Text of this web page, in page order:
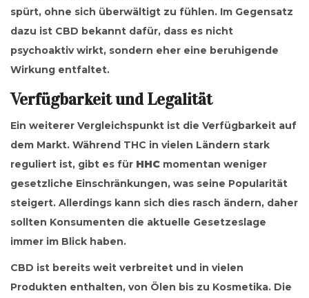
spürt, ohne sich überwältigt zu fühlen. Im Gegensatz
dazu ist CBD bekannt dafür, dass es nicht
psychoaktiv wirkt, sondern eher eine beruhigende
Wirkung entfaltet.
Verfügbarkeit und Legalität
Ein weiterer Vergleichspunkt ist die Verfügbarkeit auf
dem Markt. Während THC in vielen Ländern stark
reguliert ist, gibt es für HHC momentan weniger
gesetzliche Einschränkungen, was seine Popularität
steigert. Allerdings kann sich dies rasch ändern, daher
sollten Konsumenten die aktuelle Gesetzeslage
immer im Blick haben.
CBD ist bereits weit verbreitet und in vielen
Produkten enthalten, von Ölen bis zu Kosmetika. Die